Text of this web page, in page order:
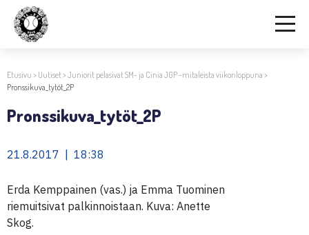
Etusivu > Uutiset>Juniorit pelasivat SM- ja Cinia JGP -mitaleista viikonloppuna >
Pronssikuva_tytöt_2P
Pronssikuva_tytöt_2P
21.8.2017 | 18:38
Erda Kemppainen (vas.) ja Emma Tuominen
riemuitsivat palkinnoistaan. Kuva: Anette
Skog.